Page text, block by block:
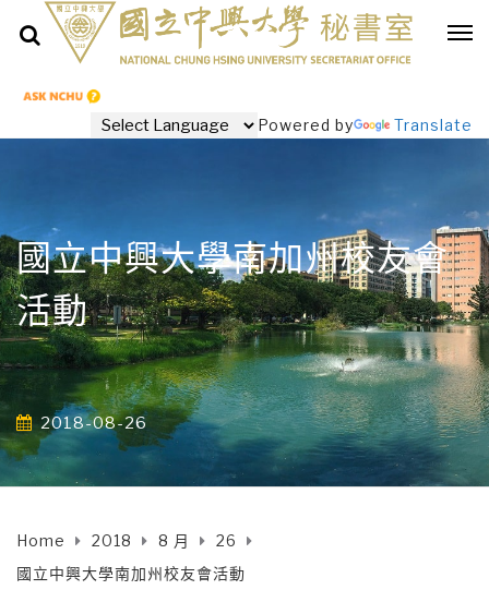
Powered by Translate
國立中興大學南加州校友會
活動
2018-08-26
Home 2018 8 月
26
國立中興大學南加州校友會活動